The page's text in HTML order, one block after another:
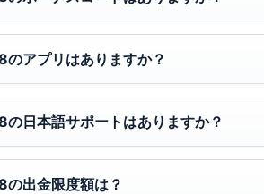
アプリはありますか？
日本語サポートはありますか？
出金限度額は？